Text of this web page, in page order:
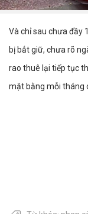
Và chỉ sau chưa đầy
bị bắt giữ, chưa rõ
rao thuê lại tiếp tục
mặt bằng mỗi tháng